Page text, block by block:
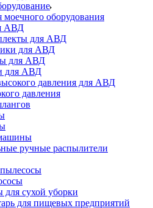
моечного оборудования
АВД
для АВД
для АВД
для АВД
для АВД
давления для АВД
давления
ручные распылители
сухой уборки